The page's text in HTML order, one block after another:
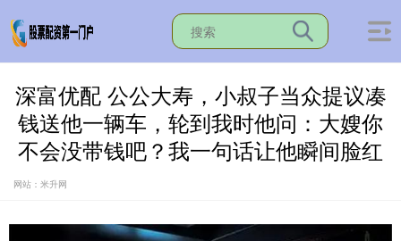
深富优配 公公大寿，小叔子当众提议凑
钱送他一辆车，轮到我时他问：大嫂你
不会没带钱吧？我一句话让他瞬间脸红
网站：米升网